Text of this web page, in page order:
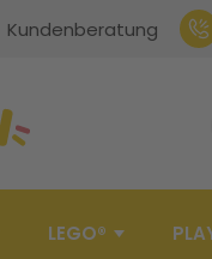
Kundenberatung
LEGO®